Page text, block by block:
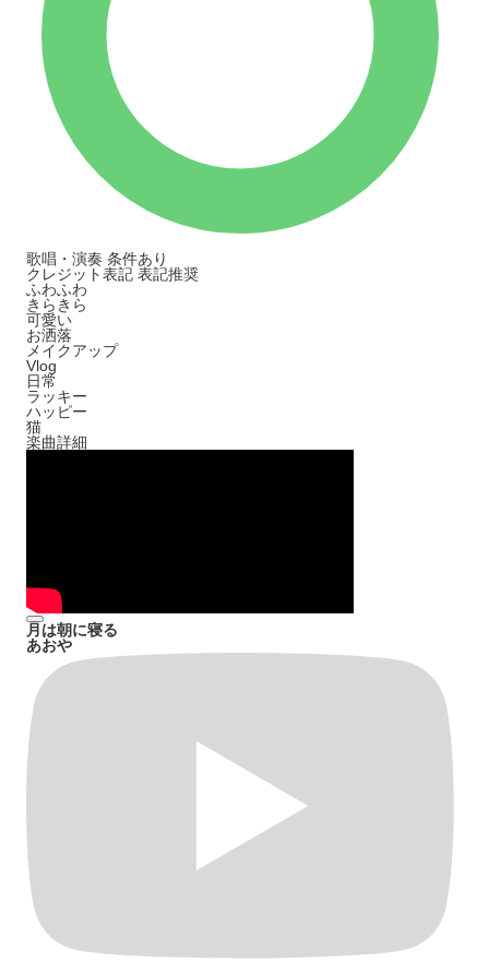
歌唱・演奏 条件あり
クレジット表記 表記推奨
ふわふわ
きらきら
可愛い
お洒落
メイクアップ
Vlog
日常
ラッキー
ハッピー
猫
楽曲詳細
月は朝に寝る
あおや